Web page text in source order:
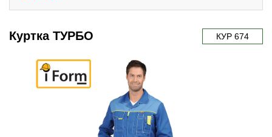
Куртка ТУРБО КУР 674